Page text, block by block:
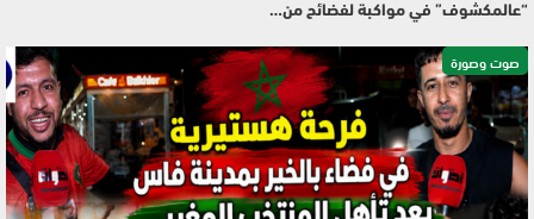
“عالمكشوف” في مواكبة لفضائح من…
صوت وصورة